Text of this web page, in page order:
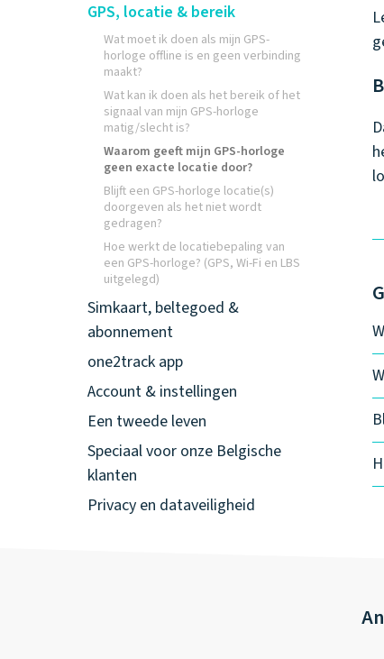
GPS, locatie & bereik
Wat moet ik doen als mijn GPS-
horloge offline is en geen verbinding
maakt?
Wat kan ik doen als het bereik of het
signaal van mijn GPS-horloge
matig/slecht is?
Waarom geeft mijn GPS-horloge
geen exacte locatie door?
Blijft een GPS-horloge locatie(s)
doorgeven als het niet wordt
gedragen?
Hoe werkt de locatiebepaling van
een GPS-horloge? (GPS, Wi-Fi en LBS
uitgelegd)
Simkaart, beltegoed &
abonnement
one2track app
Account & instellingen
Een tweede leven
Speciaal voor onze Belgische
klanten
Privacy en dataveiligheid